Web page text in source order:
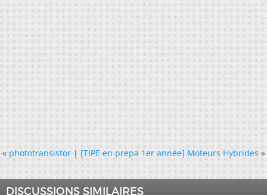
« phototransistor|[TIPE en prepa 1er année] Moteurs Hybrides »
DISCUSSIONS SIMILAIRES